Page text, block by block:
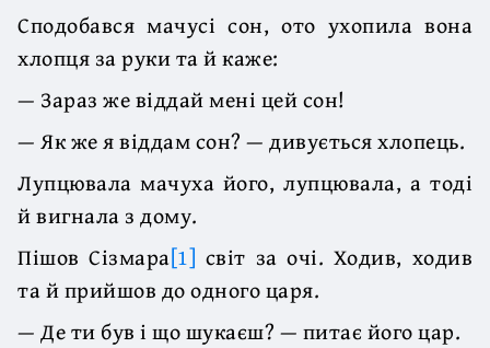
Сподобався мачусі сон, ото ухопила вона
хлопця за руки та й каже:
— Зараз же віддай мені цей сон!
— Як же я віддам сон? — дивується хлопець.
Лупцювала мачуха його, лупцювала, а тоді
й вигнала з дому.
Пішов Сізмара[1] світ за очі. Ходив, ходив
та й прийшов до одного царя.
— Де ти був і що шукаєш? — питає його цар.